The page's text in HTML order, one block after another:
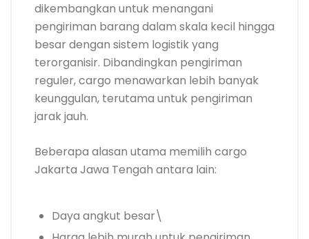
dikembangkan untuk menangani
pengiriman barang dalam skala kecil hingga
besar dengan sistem logistik yang
terorganisir. Dibandingkan pengiriman
reguler, cargo menawarkan lebih banyak
keunggulan, terutama untuk pengiriman
jarak jauh.
Beberapa alasan utama memilih cargo
Jakarta Jawa Tengah antara lain:
Daya angkut besar\